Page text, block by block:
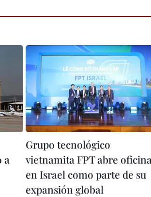
a
Grupo tecnológico
vietnamita FPT abre
en Israel como parte de su
expansión global